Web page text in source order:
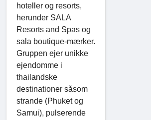
hoteller og resorts,
herunder SALA
Resorts and Spas og
sala boutique-mærker.
Gruppen ejer unikke
ejendomme i
thailandske
destinationer såsom
strande (Phuket og
Samui), pulserende